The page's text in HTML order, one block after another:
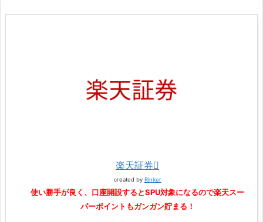
楽天証券
created by Rinker
使い勝手が良く、口座開設するとSPU対象になるので楽天スー
パーポイントもガンガン貯まる！